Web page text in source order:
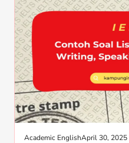
Academic EnglishApril 30, 2025